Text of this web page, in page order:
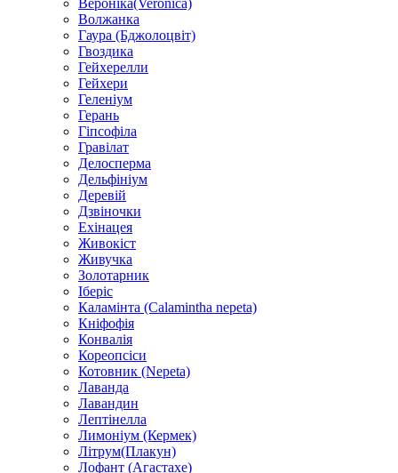
Вероніка(Veronica)
Волжанка
Гаура (Бджолоцвіт)
Гвоздика
Гейхерелли
Гейхери
Геленіум
Герань
Гіпсофіла
Гравілат
Делосперма
Дельфініум
Деревій
Дзвіночки
Ехінацея
Живокіст
Живучка
Золотарник
Іберіс
Каламінта (Calamintha nepeta)
Кніфофія
Конвалія
Кореопсіси
Котовник (Nepeta)
Лаванда
Лавандин
Лептінелла
Лимоніум (Кермек)
Літрум(Плакун)
Лофант (Агастахе)